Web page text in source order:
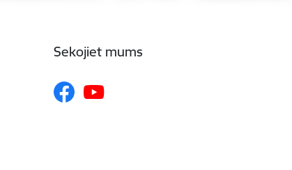
Sekojiet mums